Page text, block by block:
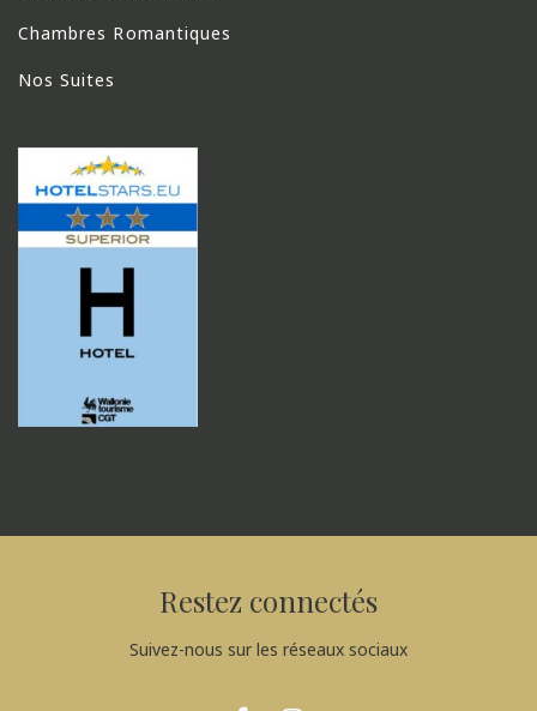
Chambres Romantiques
Nos Suites
Restez connectés
Suivez-nous sur les réseaux sociaux